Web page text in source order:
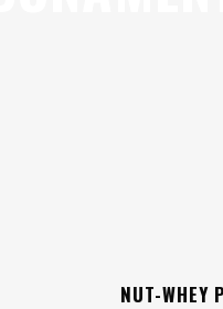
NUT-WHEY